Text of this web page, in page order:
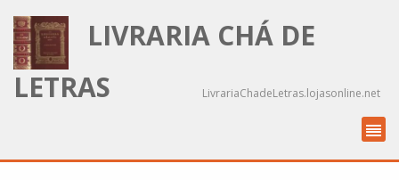
LIVRARIA CHÁ DE
LETRAS
LivrariaChadeLetras.lojasonline.net